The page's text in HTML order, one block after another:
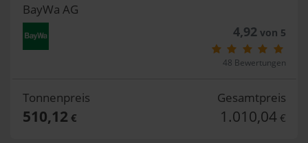
BayWa AG
4,92von 5
48 Bewertungen
Tonnenpreis
510,12 €
Gesamtpreis
1.010,04 €